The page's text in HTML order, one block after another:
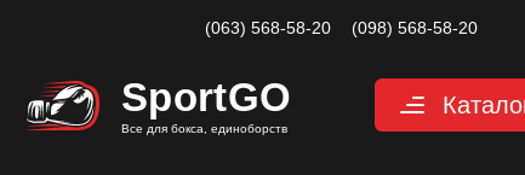
(063) 568-58-20 (098) 568-58-20
SportGO
Все для бокса, единоборств